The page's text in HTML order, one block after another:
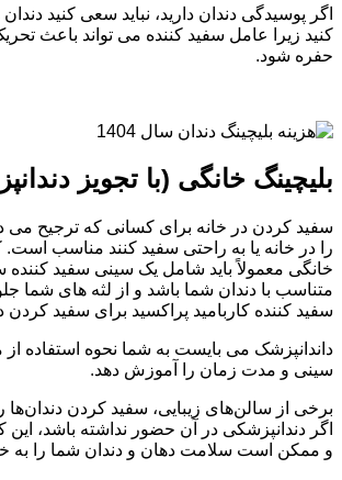
اگر پوسیدگی دندان دارید، نباید سعی کنید
کنید زیرا عامل سفید کننده می تواند باعث
حفره شود.
بلیچینگ خانگی (با تجویز
سفید کردن در خانه برای کسانی که ترجیح می
را در خانه یا به راحتی سفید کنند مناسب است.
خانگی معمولاً باید شامل یک سینی سفید کننده
متناسب با دندان شما باشد و از لثه های شما
سفید کننده کاربامید پراکسید برای سفید کردن
داندانپزشک می بایست به شما نحوه استفاده از
سینی و مدت زمان را آموزش دهد.
برخی از سالن‌های زیبایی، سفید کردن دندان‌ها را
اگر دندانپزشکی در آن حضور نداشته باشد، این
و ممکن است سلامت دهان و دندان شما را به